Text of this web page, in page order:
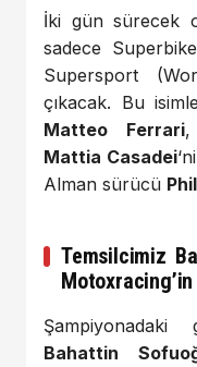
İki gün sürecek
sadece
Supersport
çıkacak. Bu
Matteo Ferrari
Mattia Casadei
Alman sürücü
Temsilcimiz
Bahattin